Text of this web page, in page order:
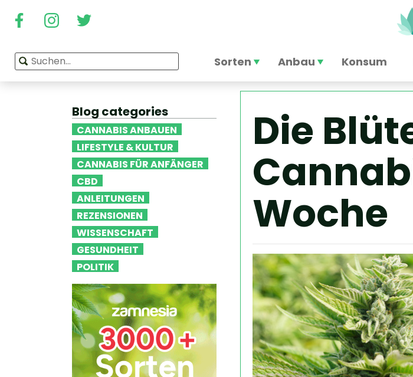
Sorten Anbau Konsum
Blog categories
CANNABIS ANBAUEN
LIFESTYLE & KULTUR
CANNABIS FÜR ANFÄNGER
CBD
ANLEITUNGEN
REZENSIONEN
WISSENSCHAFT
GESUNDHEIT
POLITIK
Die
Woche